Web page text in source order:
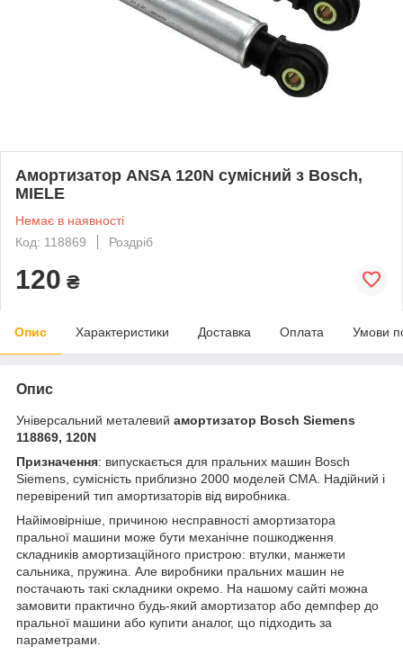
Амортизатор ANSA 120N сумісний з Bosch,
MIELE
Немає в наявності
Код: 118869
Роздріб
120 ₴
Опис Характеристики Доставка Оплата Умови
Опис
Універсальний металевий амортизатор Bosch Siemens
118869, 120N
Призначення: випускається для пральних машин Bosch
Siemens, сумісність приблизно 2000 моделей СМА. Надійний і
перевірений тип амортизаторів від виробника.
Найімовірніше, причиною несправності амортизатора
пральної машини може бути механічне пошкодження
складників амортизаційного пристрою: втулки, манжети
сальника, пружина. Але виробники пральних машин не
постачають такі складники окремо. На нашому сайті можна
замовити практично будь-який амортизатор або демпфер до
пральної машини або купити аналог, що підходить за
параметрами.